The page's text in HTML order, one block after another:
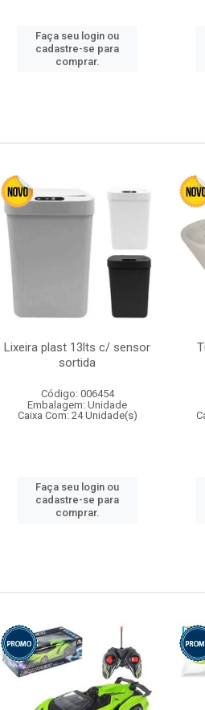
Faça seu login ou
cadastre-se para
comprar.
Lixeira plast 13lts c/ sensor
sortida
Código: 006454
Embalagem: Unidade
Caixa Com: 24 Unidade(s)
Faça seu login ou
cadastre-se para
comprar.